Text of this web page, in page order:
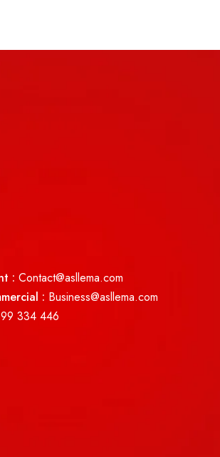
: Contact@asllema.com
: Business@asllema.com
99 334 446